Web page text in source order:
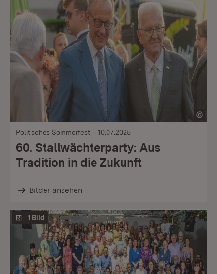
Politisches Sommerfest 10.07.2025
60. Stallwächterparty: Aus
Tradition in die Zukunft
Bilder ansehen
1 Bild